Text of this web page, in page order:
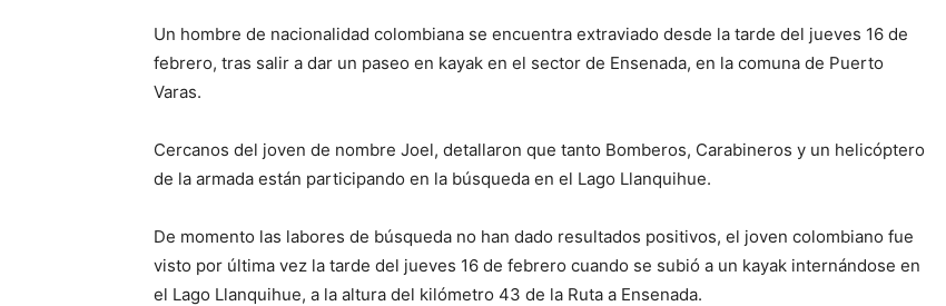
Un hombre de nacionalidad colombiana se encuentra extraviado desde la tarde del jueves 16 de
febrero, tras salir a dar un paseo en kayak en el sector de Ensenada, en la comuna de Puerto
Varas.
Cercanos del joven de nombre Joel, detallaron que tanto Bomberos, Carabineros y un helicóptero
de la armada están participando en la búsqueda en el Lago Llanquihue.
De momento las labores de búsqueda no han dado resultados positivos, el joven colombiano fue
visto por última vez la tarde del jueves 16 de febrero cuando se subió a un kayak internándose en
el Lago Llanquihue, a la altura del kilómetro 43 de la Ruta a Ensenada.